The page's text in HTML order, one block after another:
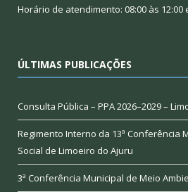
Horário de atendimento: 08:00 às 12:00
ÚLTIMAS PUBLICAÇÕES
Consulta Pública – PPA 2026–2029 –
Regimento Interno da 13ª Conferência
Social de Limoeiro do Ajuru
3ª Conferência Municipal de Meio